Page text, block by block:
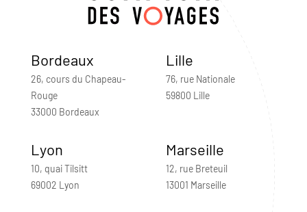
Bordeaux
26, cours du Chapeau-
Rouge
33000 Bordeaux
Lille
76, rue Nationale
59800 Lille
Lyon
10, quai Tilsitt
69002 Lyon
Marseille
12, rue Breteuil
13001 Marseille